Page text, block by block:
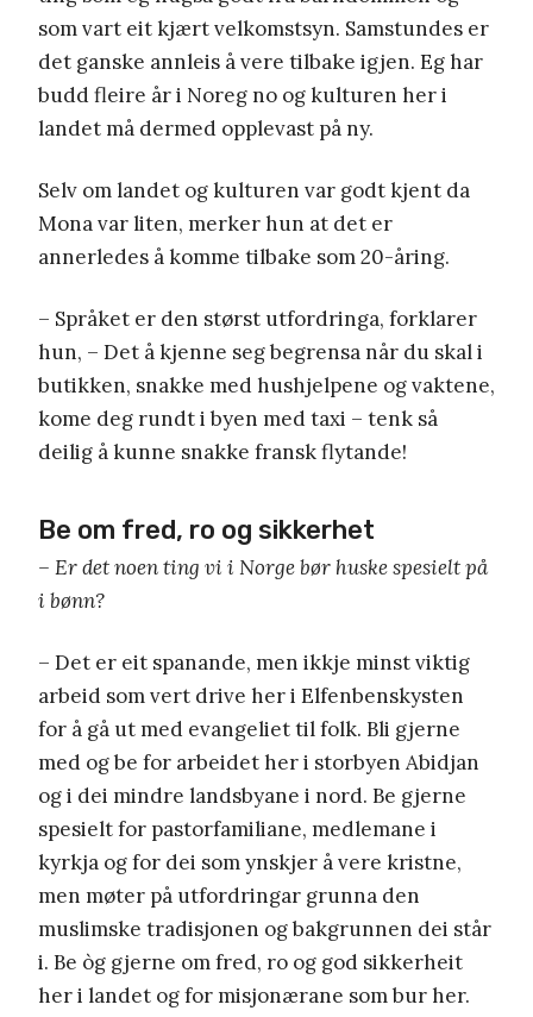
som vart eit kjært velkomstsyn. Samstundes er
det ganske annleis å vere tilbake igjen. Eg har
budd fleire år i Noreg no og kulturen her i
landet må dermed opplevast på ny.
Selv om landet og kulturen var godt kjent da
Mona var liten, merker hun at det er
annerledes å komme tilbake som 20-åring.
– Språket er den størst utfordringa, forklarer
hun, – Det å kjenne seg begrensa når du skal i
butikken, snakke med hushjelpene og vaktene,
kome deg rundt i byen med taxi – tenk så
deilig å kunne snakke fransk flytande!
Be om fred, ro og sikkerhet
– Er det noen ting vi i Norge bør huske spesielt på
i bønn?
– Det er eit spanande, men ikkje minst viktig
arbeid som vert drive her i Elfenbenskysten
for å gå ut med evangeliet til folk. Bli gjerne
med og be for arbeidet her i storbyen Abidjan
og i dei mindre landsbyane i nord. Be gjerne
spesielt for pastorfamiliane, medlemane i
kyrkja og for dei som ynskjer å vere kristne,
men møter på utfordringar grunna den
muslimske tradisjonen og bakgrunnen dei står
i. Be òg gjerne om fred, ro og god sikkerheit
her i landet og for misjonærane som bur her.